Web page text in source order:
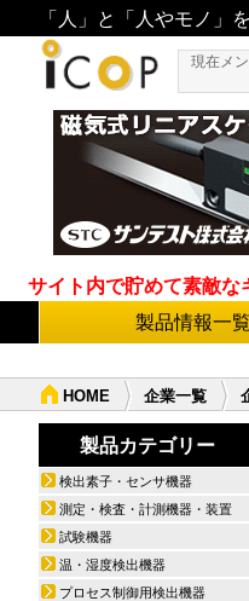
「人」と「人やモノ」
現在メ
サイト内で貯めて素敵
製品情報一覧
HOME 企業一覧
製品カテゴリー
検出素子・センサ機器
測定・検査・計測機器・装置
試験機器
温・湿度検出機器
プロセス制御用検出機器